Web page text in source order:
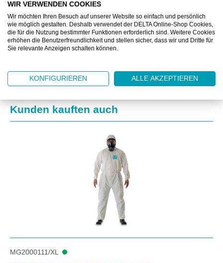
ZUSATZINFORMATIONEN
DOWNLOAD
Produktgalerie überspringen
Kunden kauften auch
MG2000111/XL
WIR VERWENDEN COOKIES
Wir möchten Ihren Besuch auf unserer Website so einfach und persönlich
wie möglich gestalten. Deshalb verwendet der DELTA Online-Shop Cookies,
die für die Nutzung bestimmter Funktionen erforderlich sind. Weitere Cookies
erhöhen die Benutzerfreundlichkeit und stellen sicher, dass wir und Dritte für
Sie relevante Anzeigen schalten können.
KONFIGURIEREN ALLE AKZEPTIEREN